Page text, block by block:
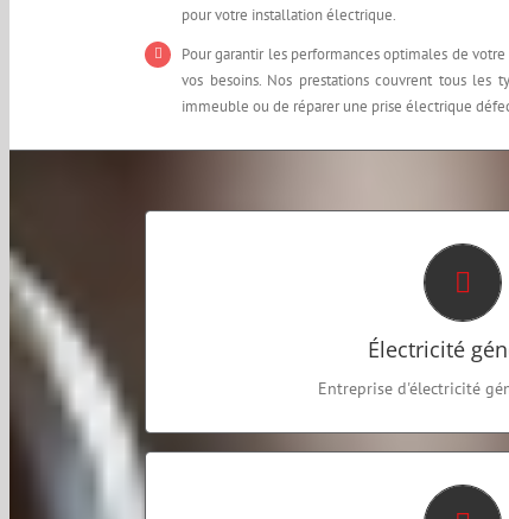
pour votre installation électrique.
Pour garantir les performances optimales de
vos besoins. Nos prestations couvrent tous les
immeuble ou de réparer une prise électrique
Électricité
Entreprise d'électricité
ELITE ELEC
Elite Elec prend en charge tout type
rénovation électrique ou
EN SAVOIR
ELITE ELEC